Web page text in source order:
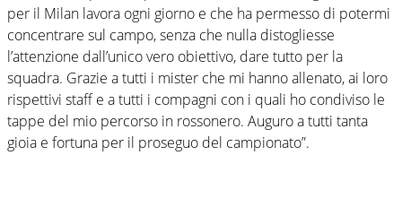
per il Milan lavora ogni giorno e che ha permesso di potermi
concentrare sul campo, senza che nulla distogliesse
l’attenzione dall’unico vero obiettivo, dare tutto per la
squadra. Grazie a tutti i mister che mi hanno allenato, ai loro
rispettivi staff e a tutti i compagni con i quali ho condiviso le
tappe del mio percorso in rossonero. Auguro a tutti tanta
gioia e fortuna per il proseguo del campionato”.